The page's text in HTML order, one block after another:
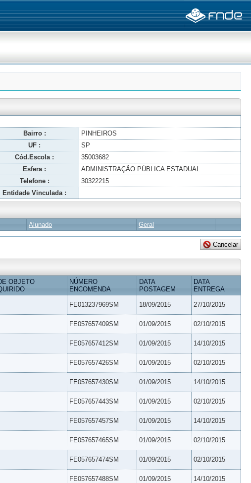
Bairro :
PINHEIROS
UF :
SP
Cód.Escola :
35003682
Esfera :
ADMINISTRAÇÃO PÚBLICA ESTADUAL
Telefone :
30322215
Entidade Vinculada :
Alunado Geral
OBJETO
NÚMERO
ENCOMENDA
DATA
POSTAGEM
DATA
ENTREGA
FE013237969SM 18/09/2015 27/10/2015
FE057657409SM 01/09/2015 02/10/2015
FE057657412SM 01/09/2015 14/10/2015
FE057657426SM 01/09/2015 02/10/2015
FE057657430SM 01/09/2015 14/10/2015
FE057657443SM 01/09/2015 02/10/2015
FE057657457SM 01/09/2015 14/10/2015
FE057657465SM 01/09/2015 02/10/2015
FE057657474SM 01/09/2015 02/10/2015
FE057657488SM 01/09/2015 14/10/2015